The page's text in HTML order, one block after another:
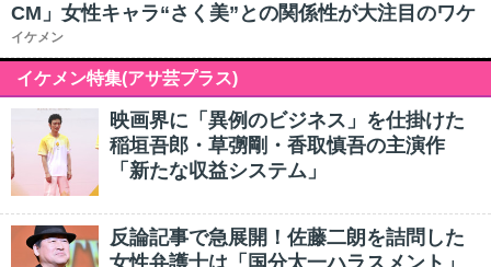
CM」女性キャラ“さく美”との関係性が大注目のワケ
イケメン
イケメン特集(アサ芸プラス)
映画界に「異例のビジネス」を仕掛けた
稲垣吾郎・草彅剛・香取慎吾の主演作
「新たな収益システム」
反論記事で急展開！佐藤二朗を詰問した
女性弁護士は「国分太一ハラスメント」